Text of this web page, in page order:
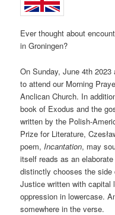
Ever thought about
in Groningen?
On Sunday, June 4th
to attend our Morning
Anclican Church. In
book of Exodus and the
written by the Polish-
Prize for Literature,
poem, Incantation, may
itself reads as an
distinctly chooses the
Justice written with capital
oppression in lowercase.
somewhere in the verse.